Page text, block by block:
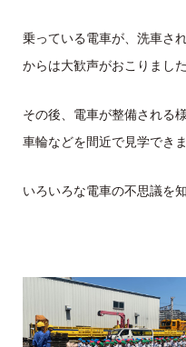
乗っている電車が、洗車さ
からは大歓声がおこりました
その後、電車が整備される
車輪などを間近で見学できま
いろいろな電車の不思議を